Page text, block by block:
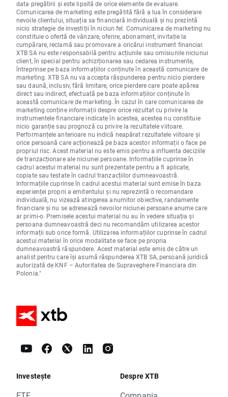
data pregătirii și este lipsită de orice elemente de evaluare.
Comunicarea de marketing este pregătită fără a lua în considerare
nevoile clientului, situația sa financiară individuală și nu prezintă
nicio strategie de investiții în niciun fel. Comunicarea de marketing nu
constituie o ofertă de vânzare, oferire, abonament, invitație la
cumpărare, reclamă sau promovare a oricărui instrument financiar.
XTB SA nu este responsabilă pentru acțiunile sau omisiunile niciunui
client, în special pentru achiziționarea sau cedarea instrumente,
întreprinse pe baza informațiilor conținute în această comunicare de
marketing. XTB SA nu va accepta răspunderea pentru nicio pierdere
sau daună, inclusiv, fără limitare, orice pierdere care poate apărea
direct sau indirect, efectuată pe baza informațiilor conținute în
această comunicare de marketing. În cazul în care comunicarea de
marketing conține informații despre orice rezultat cu privire la
instrumentele financiare indicate în acestea, acestea nu constituie
nicio garanție sau prognoză cu privire la rezultatele viitoare.
Performanțele anterioare nu indică neapărat rezultatele viitoare și
orice persoană care acționează pe baza acestor informații o face pe
propriul risc. Acest material nu este emis pentru a influenta deciziile
de tranzacționare ale niciunei persoane. Informațiile cuprinse în
cadrul acestui material nu sunt prezentate pentru a fi aplicate,
copiate sau testate în cadrul tranzacțiilor dumneavoastră.
Informațiile cuprinse în cadrul acestui material sunt emise în baza
experienței proprii a emitentului și nu reprezintă o recomandare
individuală, nu vizează atingerea anumitor obiective, randamente
financiare și nu se adresează nevoilor niciunei persoane anume care
ar primi-o. Premisele acestui material nu au în vedere situația și
persoana dumneavoastră deci nu recomandăm utilizarea acestor
informații sub orice formă. Utilizarea informațiilor cuprinse în cadrul
acestui material în orice modalitate se face pe propria
dumneavoastră răspundere. Acest material este emis de către un
analist pentru care își asumă răspunderea XTB SA, persoană juridică
autorizată de KNF – Autoritatea de Supraveghere Financiara din
Polonia."
Investește Despre XTB